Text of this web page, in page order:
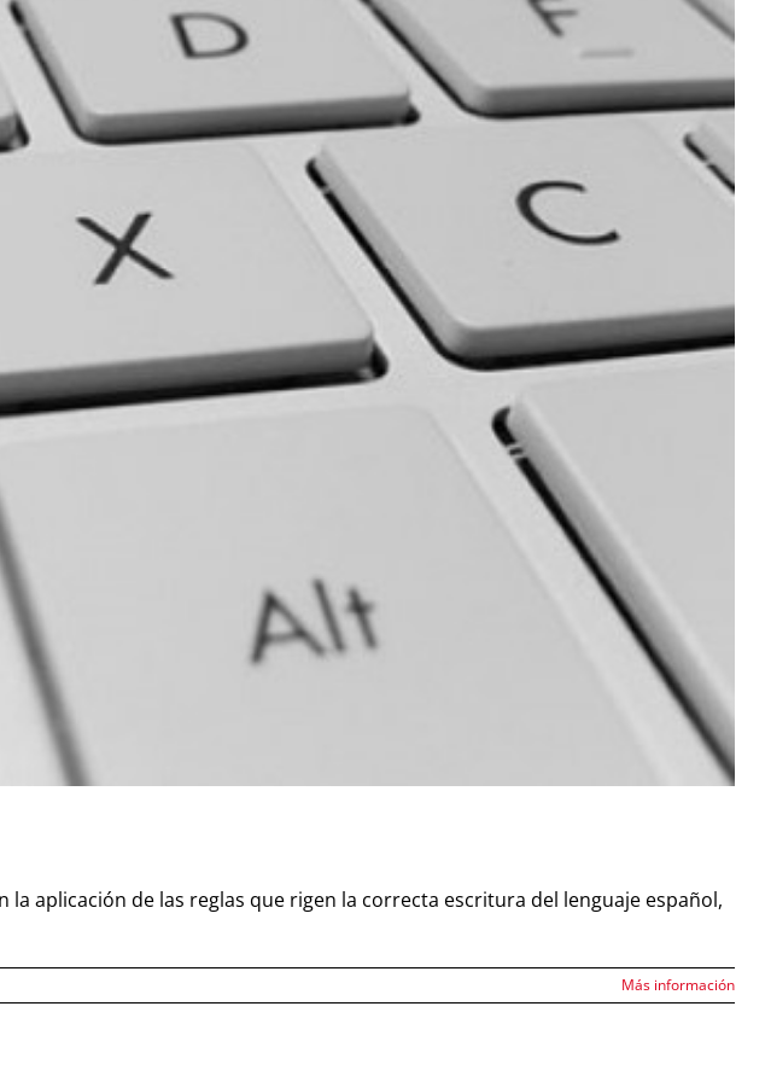
aplicación de las reglas que rigen la correcta escritura del lenguaje español,
Más información